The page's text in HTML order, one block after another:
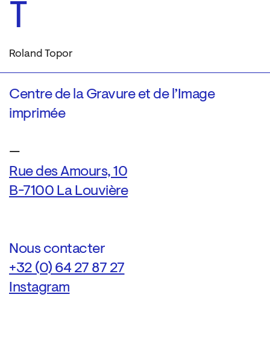
T
Roland Topor
Centre de la Gravure et de l’Image
imprimée
—
Rue des Amours, 10
B-7100 La Louvière
Nous contacter
+32 (0) 64 27 87 27
Instagram